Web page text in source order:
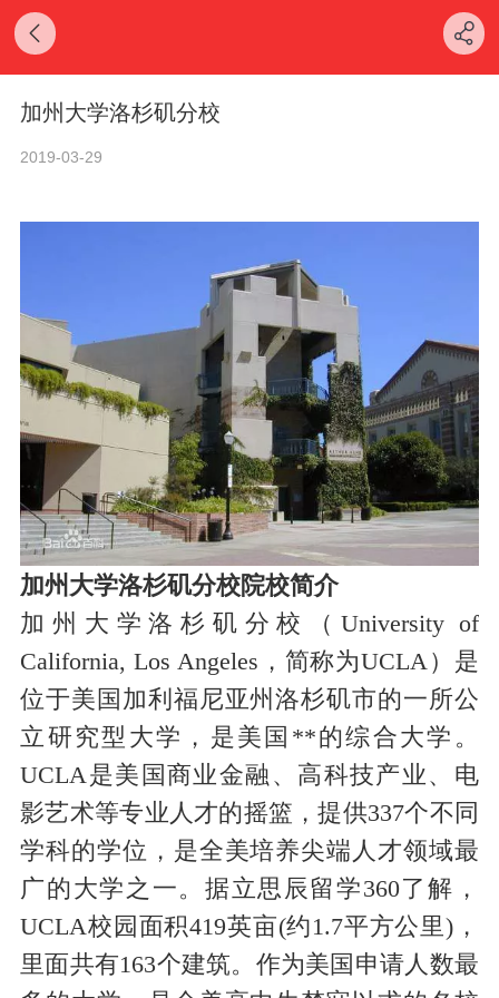
加州大学洛杉矶分校
2019-03-29
加州大学洛杉矶分校院校简介
加州大学洛杉矶分校（University of
California, Los Angeles，简称为UCLA）是
位于美国加利福尼亚州洛杉矶市的一所公
立研究型大学，是美国**的综合大学。
UCLA是美国商业金融、高科技产业、电
影艺术等专业人才的摇篮，提供337个不同
学科的学位，是全美培养尖端人才领域最
广的大学之一。据立思辰留学360了解，
UCLA校园面积419英亩(约1.7平方公里)，
里面共有163个建筑。作为美国申请人数最